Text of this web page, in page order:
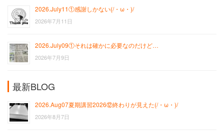
2026.July11①感謝しかない(/・ω・)/
2026年7月11日
2026.July09①それは確かに必要なのだけど…
2026年7月9日
最新BLOG
2026.Aug07夏期講習2026⑫終わりが見えた(/・ω・)/
2026年8月7日